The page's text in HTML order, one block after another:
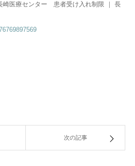
医療センター 患者受け入れ制限 ｜ 長
次の記事